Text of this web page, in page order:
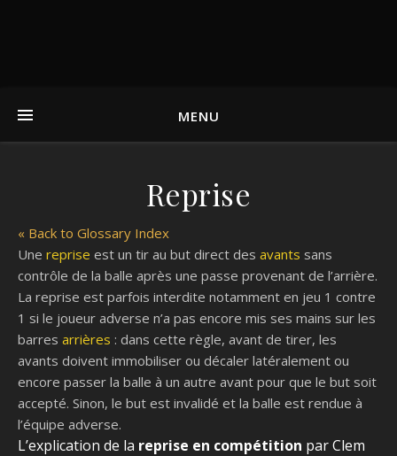
MENU
Reprise
« Back to Glossary Index
Une reprise est un tir au but direct des avants sans
contrôle de la balle après une passe provenant de l’arrière.
La reprise est parfois interdite notamment en jeu 1 contre
1 si le joueur adverse n’a pas encore mis ses mains sur les
barres arrières : dans cette règle, avant de tirer, les
avants doivent immobiliser ou décaler latéralement ou
encore passer la balle à un autre avant pour que le but soit
accepté. Sinon, le but est invalidé et la balle est rendue à
l’équipe adverse.
L’explication de la reprise en compétition par Clem